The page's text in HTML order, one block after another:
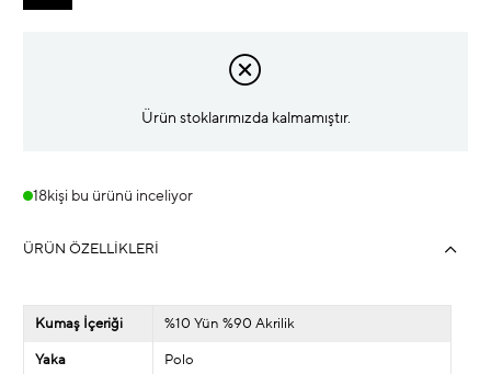
Ürün stoklarımızda kalmamıştır.
18kişi bu ürünü inceliyor
ÜRÜN ÖZELLIKLERI
Kumaş İçeriği %10 Yün %90 Akrilik
Yaka Polo